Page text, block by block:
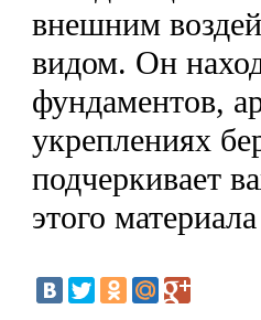
внешним
видом. Он
фундаментов,
укреплениях
подчеркивает
этого